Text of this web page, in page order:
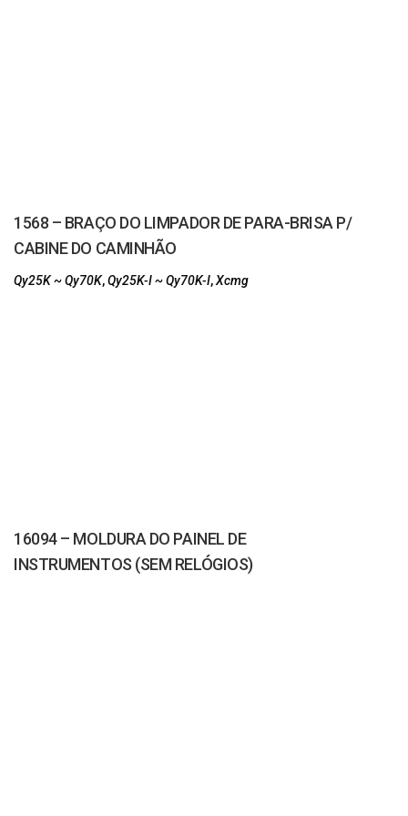
1568 – BRAÇO DO LIMPADOR DE PARA-BRISA P/
CABINE DO CAMINHÃO
Qy25K ~ Qy70K,Qy25K-I ~ Qy70K-I,Xcmg
16094 – MOLDURA DO PAINEL DE
INSTRUMENTOS (SEM RELÓGIOS)